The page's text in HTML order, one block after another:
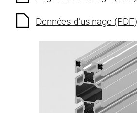
Données d’usinage (PDF)